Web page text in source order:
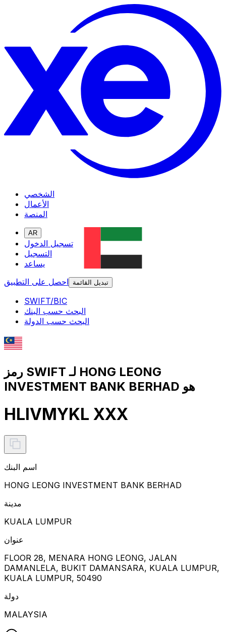
الشخصي
الأعمال
المنصة
AR
تسجيل الدخول
التسجيل
يساعد
احصل على التطبيق
تبديل القائمة
SWIFT/BIC
البحث حسب البنك
البحث حسب الدولة
رمز SWIFT لـ HONG LEONG
INVESTMENT BANK BERHAD هو
HLIVMYKL XXX
اسم البنك
HONG LEONG INVESTMENT BANK BERHAD
مدينة
KUALA LUMPUR
عنوان
FLOOR 28, MENARA HONG LEONG, JALAN
DAMANLELA, BUKIT DAMANSARA, KUALA LUMPUR,
KUALA LUMPUR, 50490
دولة
MALAYSIA